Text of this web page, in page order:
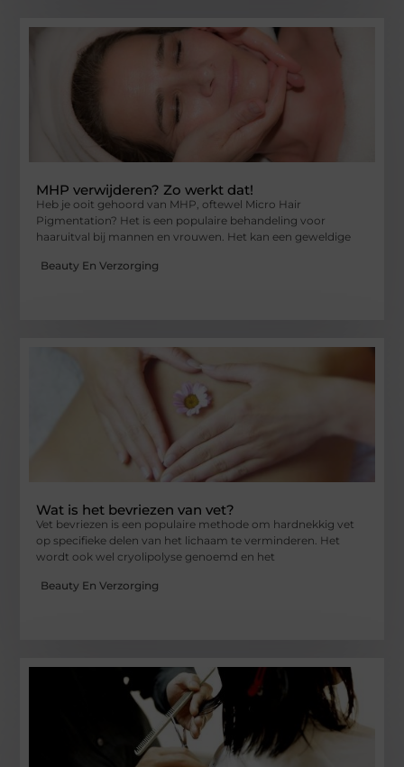
MHP verwijderen? Zo werkt dat!
Heb je ooit gehoord van MHP, oftewel Micro Hair
Pigmentation? Het is een populaire behandeling voor
haaruitval bij mannen en vrouwen. Het kan een geweldige
Beauty En Verzorging
Wat is het bevriezen van vet?
Vet bevriezen is een populaire methode om hardnekkig vet
op specifieke delen van het lichaam te verminderen. Het
wordt ook wel cryolipolyse genoemd en het
Beauty En Verzorging